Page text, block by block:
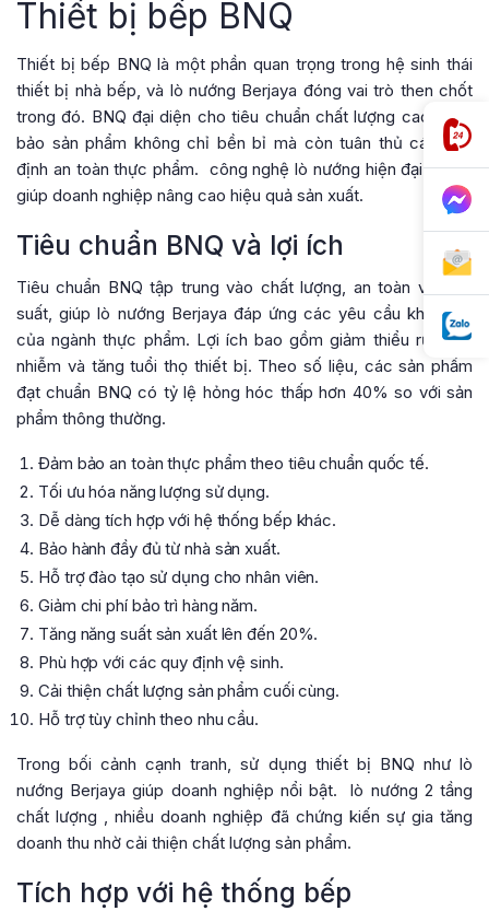
Thiết bị bếp BNQ
Thiết bị bếp BNQ là một phần quan trọng trong hệ sinh thái
thiết bị nhà bếp, và lò nướng Berjaya đóng vai trò then chốt
trong đó. BNQ đại diện cho tiêu chuẩn chất lượng cao, đảm
bảo sản phẩm không chỉ bền bỉ mà còn tuân thủ các quy
định an toàn thực phẩm. công nghệ lò nướng hiện đại , BNQ
giúp doanh nghiệp nâng cao hiệu quả sản xuất.
Tiêu chuẩn BNQ và lợi ích
Tiêu chuẩn BNQ tập trung vào chất lượng, an toàn và hiệu
suất, giúp lò nướng Berjaya đáp ứng các yêu cầu khắt khe
của ngành thực phẩm. Lợi ích bao gồm giảm thiểu rủi ro ô
nhiễm và tăng tuổi thọ thiết bị. Theo số liệu, các sản phẩm
đạt chuẩn BNQ có tỷ lệ hỏng hóc thấp hơn 40% so với sản
phẩm thông thường.
Đảm bảo an toàn thực phẩm theo tiêu chuẩn quốc tế.
Tối ưu hóa năng lượng sử dụng.
Dễ dàng tích hợp với hệ thống bếp khác.
Bảo hành đầy đủ từ nhà sản xuất.
Hỗ trợ đào tạo sử dụng cho nhân viên.
Giảm chi phí bảo trì hàng năm.
Tăng năng suất sản xuất lên đến 20%.
Phù hợp với các quy định vệ sinh.
Cải thiện chất lượng sản phẩm cuối cùng.
Hỗ trợ tùy chỉnh theo nhu cầu.
Trong bối cảnh cạnh tranh, sử dụng thiết bị BNQ như lò
nướng Berjaya giúp doanh nghiệp nổi bật.
lò nướng 2 tầng
chất lượng , nhiều doanh nghiệp đã chứng kiến sự gia tăng
doanh thu nhờ cải thiện chất lượng sản phẩm.
Tích hợp với hệ thống bếp